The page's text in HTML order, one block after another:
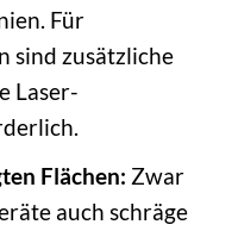
Für
sind zusätzliche
Laser-
Flächen: Zwar
auch schräge